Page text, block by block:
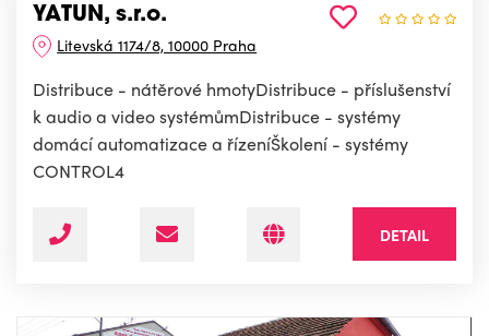
YATUN, s.r.o.
Litevská 1174/8, 10000 Praha
Distribuce - nátěrové hmotyDistribuce - příslušenství
k audio a video systémůmDistribuce - systémy
domácí automatizace a řízeníŠkolení - systémy
CONTROL4
DETAIL